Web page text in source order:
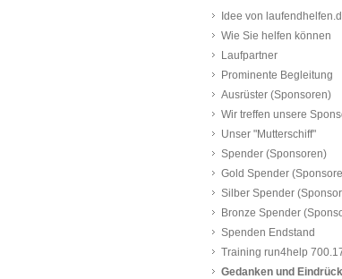
Idee von
Wie Sie helfen können
Laufpartner
Prominente Begleitung
Ausrüster (Sponsoren)
Wir treffen unsere
Unser "Mutterschiff"
Spender (Sponsoren)
Gold Spender
Silber Spender
Bronze Spender
Spenden Endstand
Training run4help
Gedanken und